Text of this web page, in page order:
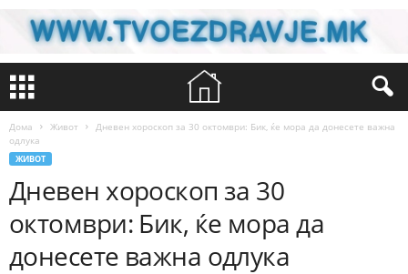
Дома Живот
Дневен хороскоп за 30 октомври: Бик, ќе мора да донесете важна
одлука
ЖИВОТ
Дневен хороскоп за 30
октомври: Бик, ќе мора да
донесете важна одлука